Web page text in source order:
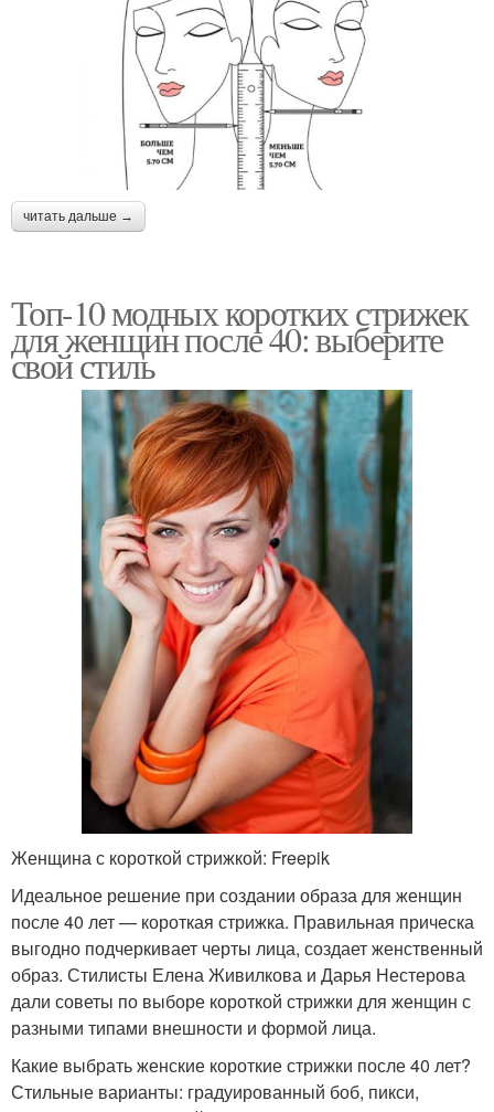
читать дальше →
Топ-10 модных коротких стрижек
для женщин после 40: выберите
свой стиль
Женщина с короткой стрижкой: Freepik
Идеальное решение при создании образа для женщин
после 40 лет — короткая стрижка. Правильная прическа
выгодно подчеркивает черты лица, создает женственный
образ. Стилисты Елена Живилкова и Дарья Нестерова
дали советы по выборе короткой стрижки для женщин с
разными типами внешности и формой лица.
Какие выбрать женские короткие стрижки после 40 лет?
Стильные варианты: градуированный боб, пикси,